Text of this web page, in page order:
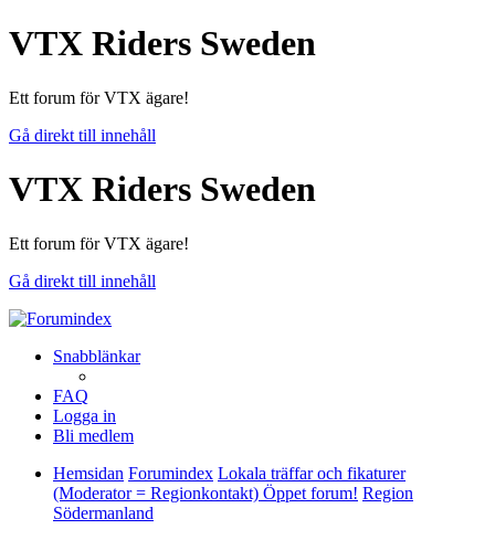
VTX Riders Sweden
Ett forum för VTX ägare!
Gå direkt till innehåll
VTX Riders Sweden
Ett forum för VTX ägare!
Gå direkt till innehåll
Snabblänkar
FAQ
Logga in
Bli medlem
Hemsidan Forumindex Lokala träffar och fikaturer
(Moderator = Regionkontakt) Öppet forum! Region
Södermanland